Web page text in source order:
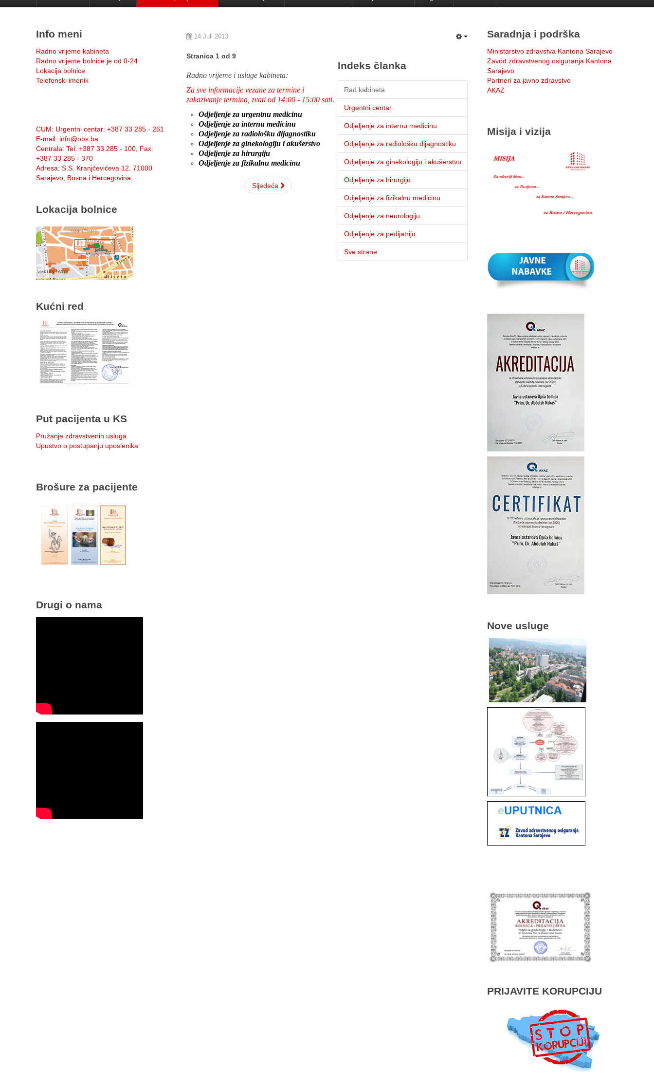
14 Juli 2013
Indeks članka
Rad kabineta
Urgentni centar
Odjeljenje za internu medicinu
Odjeljenje za radiološku dijagnostiku
Odjeljenje za ginekologiju i akušerstvo
Odjeljenje za hirurgiju
Odjeljenje za fizikalnu medicinu
Odjeljenje za neurologiju
Odjeljenje za pedijatriju
Sve strane
Stranica 1 od 9
Radno vrijeme i usluge kabineta:
Za sve informacije vezane za termine i
zakazivanje termina, zvati od 14:00 - 15:00 sati.
Odjeljenje za urgentnu medicinu
Odjeljenje za internu medicinu
Odjeljenje za radiološku dijagnostiku
Odjeljenje za ginekologiju i akušerstvo
Odjeljenje za hirurgiju
Odjeljenje za fizikalnu medicinu
Sljedeća
Info meni
Radno vrijeme kabineta
Radno vrijeme bolnice je od 0-24
Lokacija bolnice
Telefonski imenik
CUM: Urgentni centar: +387 33 285 - 261
E-mail: info@obs.ba
Centrala: Tel: +387 33 285 - 100, Fax:
+387 33 285 - 370
Adresa: S.S. Kranjčevićeva 12, 71000
Sarajevo, Bosna i Hercegovina
Lokacija bolnice
Kućni red
Put pacijenta u KS
Pružanje zdravstvenih usluga
Upustvo o postupanju uposlenika
Brošure za pacijente
Drugi o nama
Saradnja i podrška
Ministarstvo zdravstva Kantona Sarajevo
Zavod zdravstvenog osiguranja Kantona
Sarajevo
Partneri za javno zdravstvo
AKAZ
Misija i vizija
Nove usluge
PRIJAVITE KORUPCIJU